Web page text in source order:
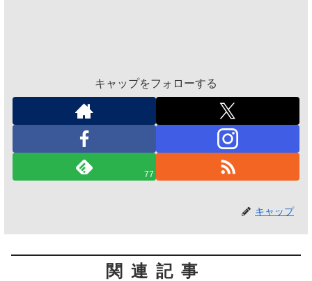
キャップをフォローする
77
キャップ
関連記事